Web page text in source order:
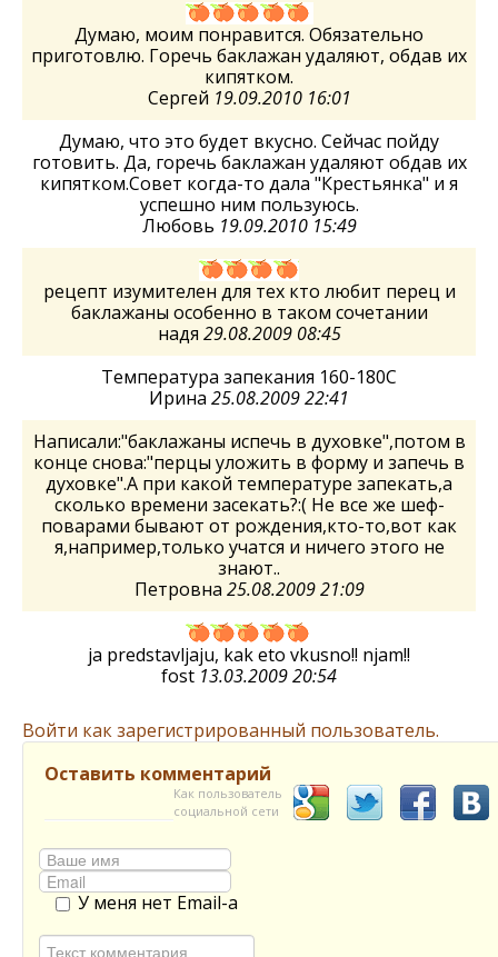
Думаю, моим понравится. Обязательно
приготовлю. Горечь баклажан удаляют, обдав их
кипятком.
Сергей 19.09.2010 16:01
Думаю, что это будет вкусно. Сейчас пойду
готовить. Да, горечь баклажан удаляют обдав их
кипятком.Совет когда-то дала "Крестьянка" и я
успешно ним пользуюсь.
Любовь 19.09.2010 15:49
рецепт изумителен для тех кто любит перец и
баклажаны особенно в таком сочетании
надя 29.08.2009 08:45
Температура запекания 160-180С
Ирина 25.08.2009 22:41
Написали:"баклажаны испечь в духовке",потом в
конце снова:"перцы уложить в форму и запечь в
духовке".А при какой температуре запекать,а
сколько времени засекать?:( Не все же шеф-
поварами бывают от рождения,кто-то,вот как
я,например,только учатся и ничего этого не
знают..
Петровна 25.08.2009 21:09
ja predstavljaju, kak eto vkusno!! njam!!
fost 13.03.2009 20:54
Войти как зарегистрированный пользователь.
Оставить комментарий
Как пользователь
социальной сети
У меня нет Email-а